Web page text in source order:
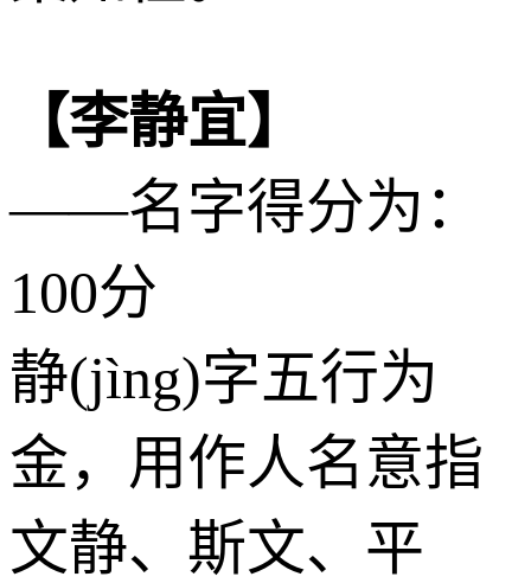
【李静宜】
——名字得分为：
100分
静(jìng)字五行为
金，用作人名意指
文静、斯文、平